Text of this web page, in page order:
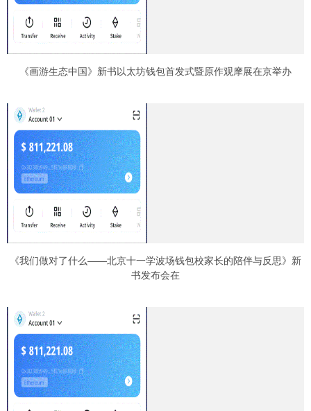
《画游生态中国》新书以太坊钱包首发式暨原作观摩展在京举办
《我们做对了什么——北京十一学波场钱包校家长的陪伴与反思》新
书发布会在